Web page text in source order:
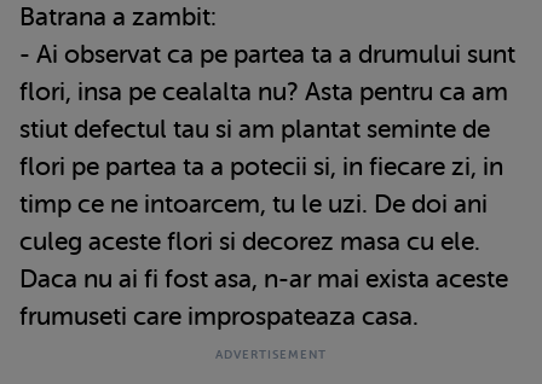
Batrana a zambit:
- Ai observat ca pe partea ta a drumului sunt
flori, insa pe cealalta nu? Asta pentru ca am
stiut defectul tau si am plantat seminte de
flori pe partea ta a potecii si, in fiecare zi, in
timp ce ne intoarcem, tu le uzi. De doi ani
culeg aceste flori si decorez masa cu ele.
Daca nu ai fi fost asa, n-ar mai exista aceste
frumuseti care improspateaza casa.